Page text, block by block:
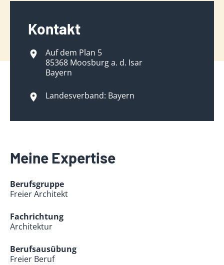
Kontakt
Auf dem Plan 5
85368 Moosburg a. d. Isar
Bayern
Landesverband: Bayern
Meine Expertise
Berufsgruppe
Freier Architekt
Fachrichtung
Architektur
Berufsausübung
Freier Beruf